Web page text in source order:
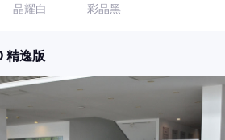
晶耀白
彩晶黑
精逸版